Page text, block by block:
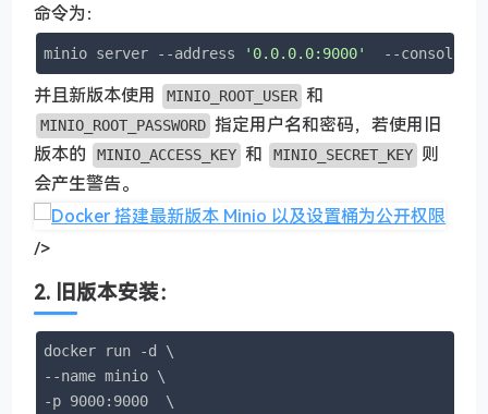
命令为：
minio server --address '0.0.0.0:9000'
--console-
并且新版本使用 MINIO_ROOT_USER 和
MINIO_ROOT_PASSWORD 指定用户名和密码，若使用旧
版本的
MINIO_ACCESS_KEY 和 MINIO_SECRET_KEY 则
会产生警告。
/>
2. 旧版本安装：
docker run -d \
--name minio \
-p 9000:9000  \